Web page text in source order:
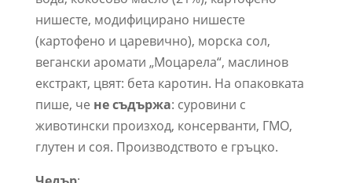
нишесте, модифицирано нишесте
(картофено и царевично), морска сол,
вегански аромати „Моцарела“, маслинов
екстракт, цвят: бета каротин. На опаковката
пише, че не съдържа: суровини с
животински произход, консерванти, ГМО,
глутен и соя. Производството е гръцко.